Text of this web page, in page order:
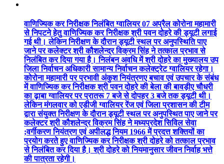
वाणिज्यिक कर निरीक्षक निलंबित ग्वालियर 07 अप्रैल कोरोना महामारी
से निपटने हेतु वाणिज्यिक कर निरीक्षक श्री पवन दोहरे की ड्यूटी लगाई
गई थी। लेकिन निरीक्षण के दौरान ड्यूटी स्थल पर अनुपस्थिति पाए
जाने पर कलेक्टर श्री कौशलेन्द्र विक्रम सिंह ने तत्काल प्रभाव से
निलंबित कर दिया गया है। निलंबन अवधि में श्री दोहरे का मुख्यालय उप
जिला निर्वाचन अधिकारी सामान्य निर्वाचन कलेक्ट्रेट ग्वालियर रहेगा।
कोरोना महामारी पर प्रभावी अंकुश नियंत्रणए बचाव एवं उपचार के संबंध
में वाणिज्यिक कर निरीक्षक श्री पवन दोहरे की बेला की बावड़ीए चौधरी
का ढ़ाबा ग्वालियर पर प्रातरू 7 बजे से दोपहर 3 बजे तक ड्यूटी थी।
लेकिन मंगलवार को एडीजी ग्वालियर रेंज एवं जिला प्रशासन की टीम
द्वारा संयुक्त निरीक्षण के दौरान ड्यूटी स्थल पर अनुपस्थित पाए जाने पर
कलेक्टर श्री कौशलेन्द्र विक्रम सिंह ने मध्यप्रदेश सिविल सेवा
;वर्गीकरण नियंत्रण एवं अपीलद्ध नियम 1966 में प्रदत्त शक्तियों का
प्रयोग करते हुए वाणिज्यिक कर निरीक्षक श्री दोहरे को तत्काल प्रभाव
से निलंबित कर दिया है। श्री दोहरे को नियमानुसार जीवन निर्वाह भत्ते
की पात्रता रहेगी।